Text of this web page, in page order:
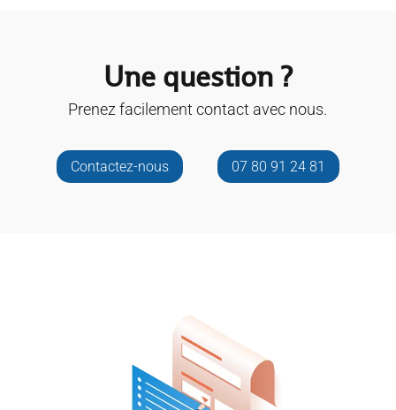
Une question ?
Prenez facilement contact avec nous.
Contactez-nous 07 80 91 24 81